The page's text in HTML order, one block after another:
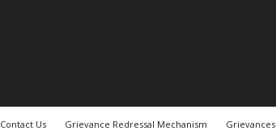
Contact Us Grievance Redressal Mechanism Grievances